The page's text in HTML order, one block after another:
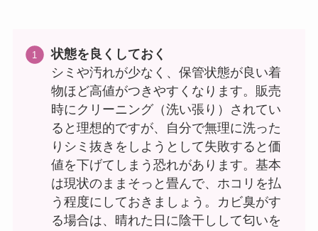
状態を良くしておく
シミや汚れが少なく、保管状態が良い着
物ほど高値がつきやすくなります。販売
時にクリーニング（洗い張り）されてい
ると理想的ですが、自分で無理に洗った
りシミ抜きをしようとして失敗すると価
値を下げてしまう恐れがあります。基本
は現状のままそっと畳んで、ホコリを払
う程度にしておきましょう。カビ臭がす
る場合は、晴れた日に陰干しして匂いを